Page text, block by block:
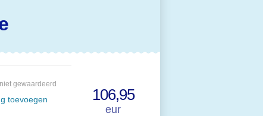
106,95
eur
gewaardeerd
toevoegen